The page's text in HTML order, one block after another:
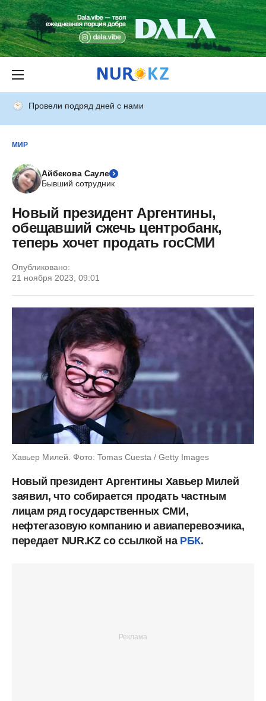
Провели подряд дней с нами
МИР
Айбекова Сауле
Бывший сотрудник
Новый президент Аргентины,
обещавший сжечь центробанк,
теперь хочет продать госСМИ
Опубликовано:
21 ноября 2023, 09:01
Хавьер Милей. Фото: Tomas Cuesta / Getty Images
Новый президент Аргентины Хавьер Милей
заявил, что собирается продать частным
лицам ряд государственных СМИ,
нефтегазовую компанию и авиаперевозчика,
передает NUR.KZ со ссылкой на РБК.